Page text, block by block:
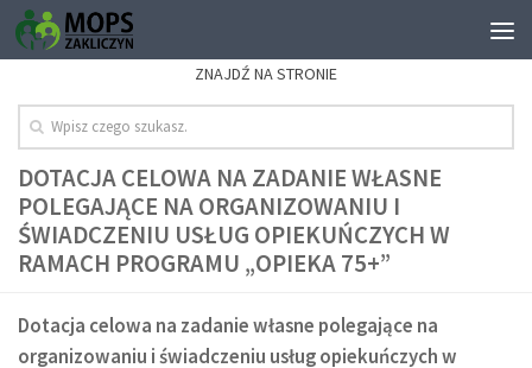
ZNAJDŹ NA STRONIE
DOTACJA CELOWA NA ZADANIE WŁASNE
POLEGAJĄCE NA ORGANIZOWANIU I
ŚWIADCZENIU USŁUG OPIEKUŃCZYCH W
RAMACH PROGRAMU „OPIEKA 75+”
Dotacja celowa na zadanie własne polegające na
organizowaniu i świadczeniu usług opiekuńczych w